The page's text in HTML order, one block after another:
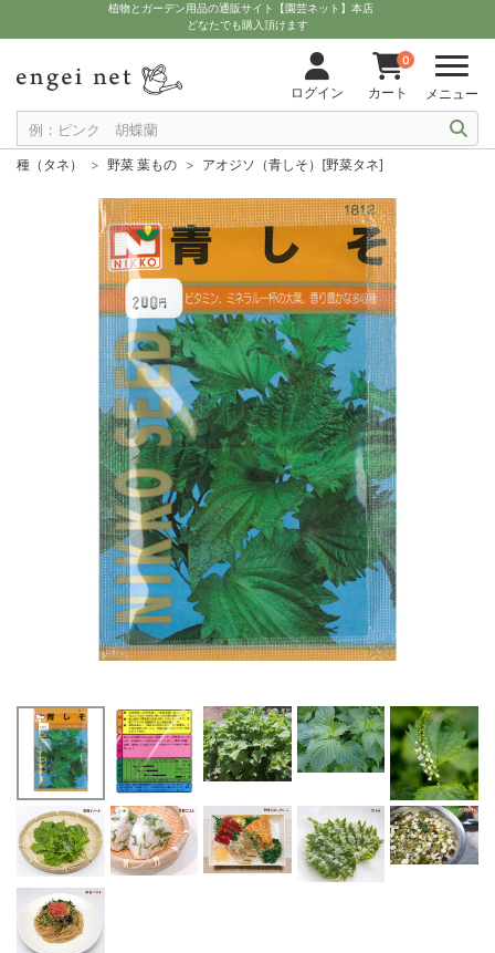
植物とガーデン用品の通販サイト【園芸ネット】本店
どなたでも購入頂けます
ログイン
0
カート メニュー
種（タネ） 野菜 葉もの アオジソ（青しそ）[野菜タネ]